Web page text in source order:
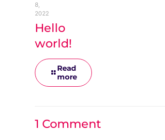
8,
2022
Hello
world!
Read
more
1 Comment